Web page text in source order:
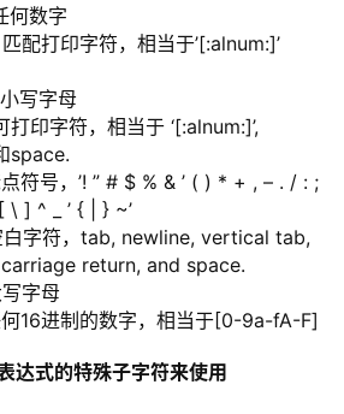
何数字
配打印字符，相当于’[:alnum:]’
写字母
印字符，相当于 ‘[:alnum:]’,
space.
符号，’! ” # $ % & ’ ( ) * + , – . / : ;
] ^ _ ’ { | } ~’
字符，tab, newline, vertical tab,
return, and space.
字母
16进制的数字，相当于[0-9a-fA-F]
达式的特殊子字符来使用